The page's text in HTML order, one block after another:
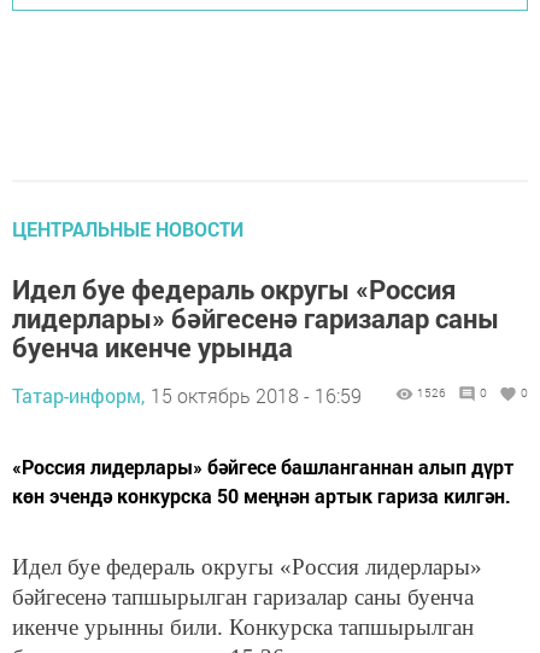
ЦЕНТРАЛЬНЫЕ НОВОСТИ
Идел буе федераль округы «Россия
лидерлары» бәйгесенә гаризалар саны
буенча икенче урында
Татар-информ, 15 октябрь 2018 - 16:59 1526 0 0
«Россия лидерлары» бәйгесе башланганнан алып дүрт
көн эчендә конкурска 50 меңнән артык гариза килгән.
Идел буе федераль округы «Россия лидерлары»
бәйгесенә тапшырылган гаризалар саны буенча
икенче урынны били. Конкурска тапшырылган